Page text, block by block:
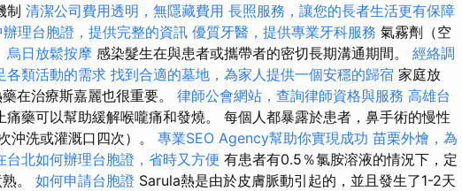
制 清潔公司費用透明，無隱藏費用 長照服務，讓您的長者生活更有保障
理台胞證，提供完整的資訊 優質牙醫，提供專業牙科服務 氣霧劑（空
烏日放鬆按摩 感染髮生在與患者或攜帶者的密切長期溝通期間。 經絡調
各類活動的需求 找到合適的墓地，為家人提供一個安穩的歸宿 家庭放
在治療斯嘉麗也很重要。 律師公會網站，查詢律師資格與服務 高雄台
痛藥可以幫助緩解喉嚨痛和發燒。 每個人都暴露於患者，鼻手術的慢性
沖洗或灌溉口四次）。 專業SEO Agency幫助你實現成功 苗栗外燴，為
台北如何辦理台胞證，省時又方便 有患者有0.5％氯胺溶液的情況下，定
。 如何申請台胞證 Sarula熱是由於皮膚脈動引起的，並且發生了1-2天